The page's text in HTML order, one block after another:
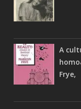
A
Frye,